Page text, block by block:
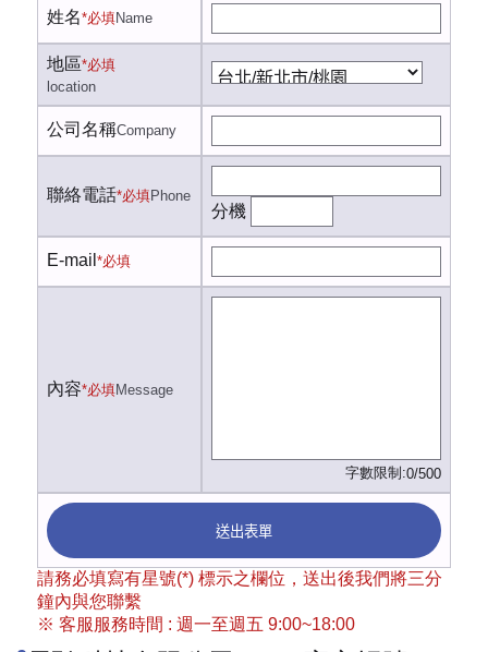
姓名*必填Name
地區*必填
location
公司名稱Company
聯絡電話*必填Phone
分機
E-mail *必填
內容*必填Message
字數限制:0/500
送出表單
請務必填寫有星號(*) 標示之欄位，送出後我們將三分
鐘內與您聯繫
※ 客服服務時間 : 週一至週五 9:00~18:00